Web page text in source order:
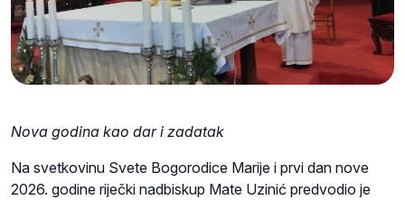
Nova godina kao dar i zadatak
Na svetkovinu Svete Bogorodice Marije i prvi dan nove
2026. godine riječki nadbiskup Mate Uzinić predvodio je